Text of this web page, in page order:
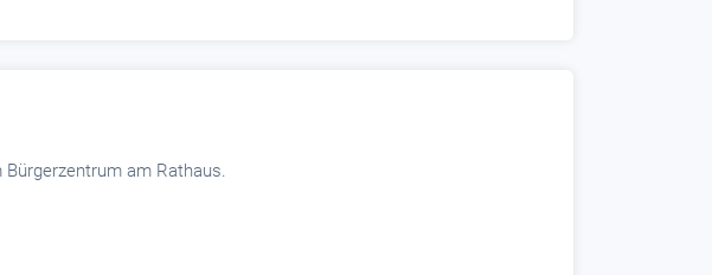
Bürgerzentrum am Rathaus.